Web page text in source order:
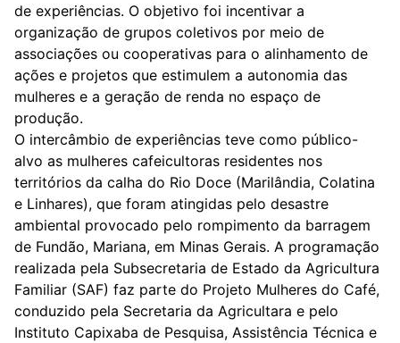
de experiências. O objetivo foi incentivar a
organização de grupos coletivos por meio de
associações ou cooperativas para o alinhamento de
ações e projetos que estimulem a autonomia das
mulheres e a geração de renda no espaço de
produção.
O intercâmbio de experiências teve como público-
alvo as mulheres cafeicultoras residentes nos
territórios da calha do Rio Doce (Marilândia, Colatina
e Linhares), que foram atingidas pelo desastre
ambiental provocado pelo rompimento da barragem
de Fundão, Mariana, em Minas Gerais. A programação
realizada pela Subsecretaria de Estado da Agricultura
Familiar (SAF) faz parte do Projeto Mulheres do Café,
conduzido pela Secretaria da Agricultara e pelo
Instituto Capixaba de Pesquisa, Assistência Técnica e